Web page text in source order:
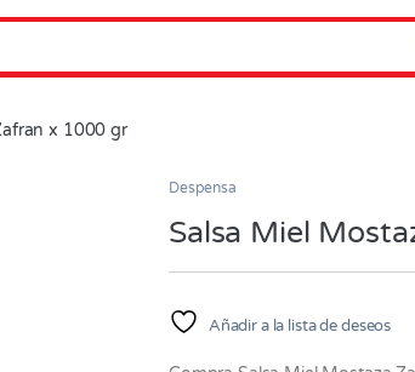
x 1000 gr
Despensa
Salsa Miel
Añadir a la lista de deseos